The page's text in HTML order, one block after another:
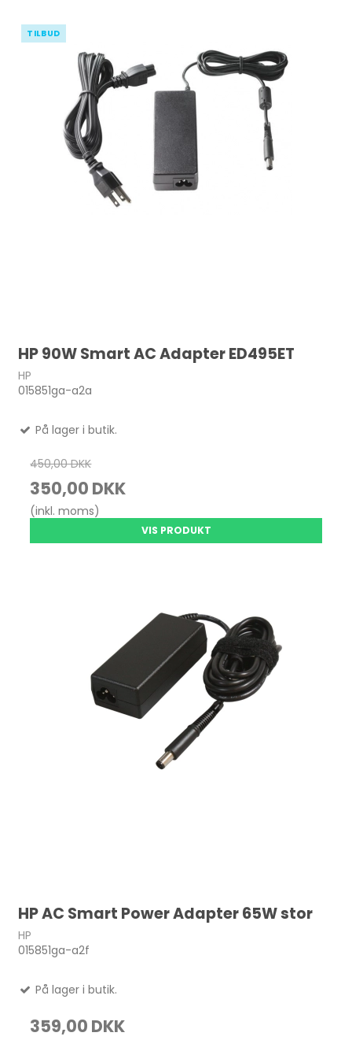
TILBUD
HP 90W Smart AC Adapter ED495ET
HP
015851ga-a2a
På lager i butik.
450,00 DKK
350,00 DKK
(inkl. moms)
VIS PRODUKT
HP AC Smart Power Adapter 65W stor
HP
015851ga-a2f
På lager i butik.
359,00 DKK